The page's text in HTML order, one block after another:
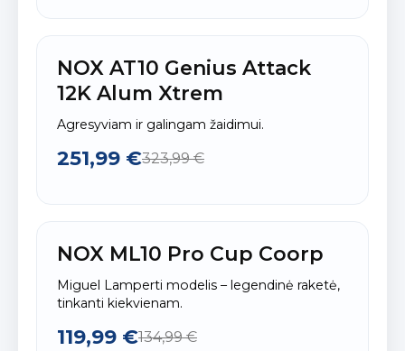
NOX AT10 Genius Attack
12K Alum Xtrem
Agresyviam ir galingam žaidimui.
251,99 €323,99 €
NOX ML10 Pro Cup Coorp
Miguel Lamperti modelis – legendinė raketė,
tinkanti kiekvienam.
119,99 €134,99 €